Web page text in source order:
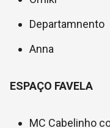
Departamnento
Anna
ESPAÇO FAVELA
MC Cabelinho